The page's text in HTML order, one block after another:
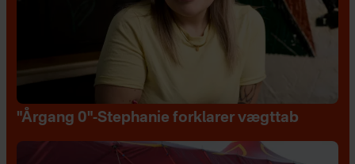
"Årgang 0"-Stephanie forklarer vægttab